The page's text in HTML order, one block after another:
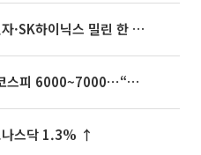
[베스트&워스트] 삼성전자·SK하이닉스 밀린 한 주…상상인증권은 85% 급등
[주간증시전망] 다음주 코스피 6000~7000⋯“外人 수급은 정책이 변수”
스닥 1.3% ↑